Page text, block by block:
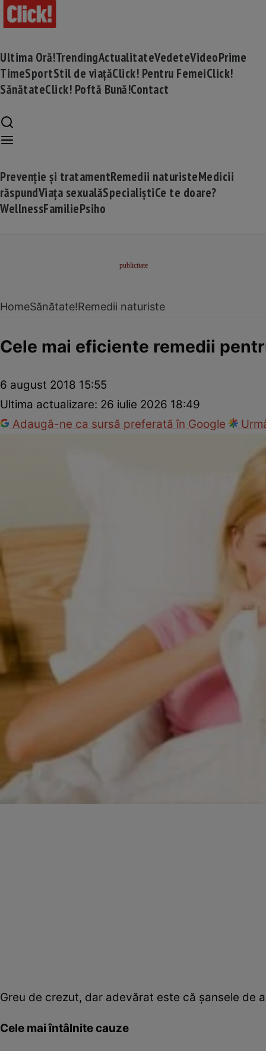
Ultima Oră!TrendingActualitateVedeteVideoPrime
TimeSportStil de viațăClick! Pentru FemeiClick!
SănătateClick! Poftă Bună!Contact
Prevenție și tratamentRemedii naturisteMedicii
răspundViața sexualăSpecialiștiCe te doare?
WellnessFamiliePsiho
HomeSănătate!Remedii naturiste
Cele mai eficiente remedii
6 august 2018 15:55
Ultima actualizare: 26 iulie 2026 18:49
Adaugă-ne ca sursă preferată în Google
Greu de crezut, dar adevărat este că şansele de
Cele mai întâlnite cauze